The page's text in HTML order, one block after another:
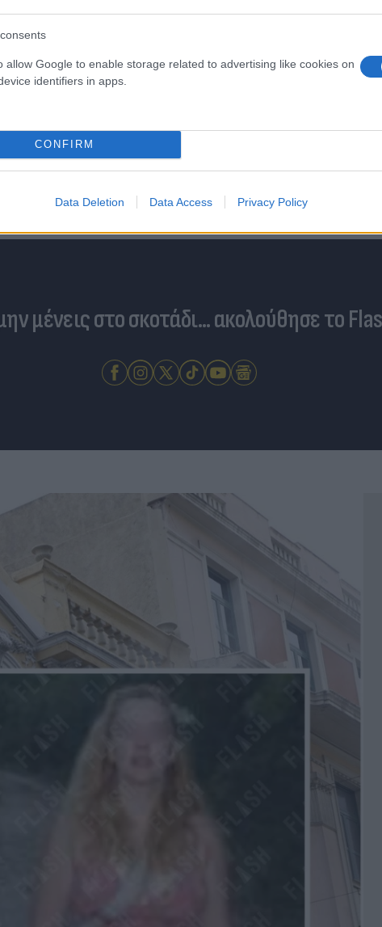
allow Google to enable storage related to advertising like cookies on
identifiers in apps.
CONFIRM
Data Deletion Data Access Privacy Policy
μας
Τουρκία: Μετά το... φρένο για
έρχονται στο επίκεντρο τα
μένεις στο σκοτάδι... ακολούθησε το